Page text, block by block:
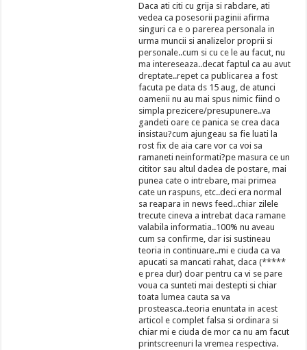
Daca ati citi cu grija si rabdare, ati
vedea ca posesorii paginii afirma
singuri ca e o parerea personala in
urma muncii si analizelor proprii si
personale..cum si cu ce le au facut, nu
ma intereseaza..decat faptul ca au avut
dreptate..repet ca publicarea a fost
facuta pe data ds 15 aug, de atunci
oamenii nu au mai spus nimic fiind o
simpla prezicere/presupunere..va
gandeti oare ce panica se crea daca
insistau?cum ajungeau sa fie luati la
rost fix de aia care vor ca voi sa
ramaneti neinformati?pe masura ce un
cititor sau altul dadea de postare, mai
punea cate o intrebare, mai primea
cate un raspuns, etc..deci era normal
sa reapara in news feed..chiar zilele
trecute cineva a intrebat daca ramane
valabila informatia..100% nu aveau
cum sa confirme, dar isi sustineau
teoria in continuare..mi e ciuda ca va
apucati sa mancati rahat, daca (*****
e prea dur) doar pentru ca vi se pare
voua ca sunteti mai destepti si chiar
toata lumea cauta sa va
prosteasca..teoria enuntata in acest
articol e complet falsa si ordinara si
chiar mi e ciuda de mor ca nu am facut
printscreenuri la vremea respectiva.